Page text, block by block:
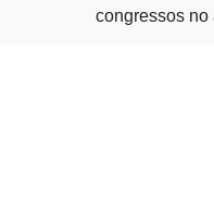
congressos no